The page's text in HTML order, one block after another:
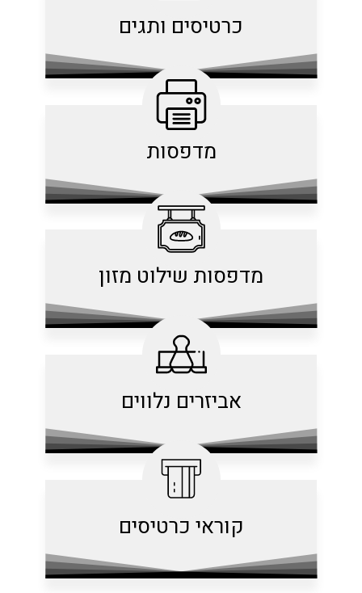
כרטיסים ותגים
מדפסות
מדפסות שילוט מזון
אביזרים נלווים
קוראי כרטיסים